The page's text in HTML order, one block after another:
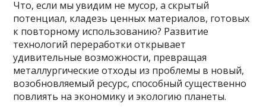
Что, если мы увидим не мусор, а скрытый
потенциал, кладезь ценных материалов, готовых
к повторному использованию? Развитие
технологий переработки открывает
удивительные возможности, превращая
металлургические отходы из проблемы в новый,
возобновляемый ресурс, способный существенно
повлиять на экономику и экологию планеты.